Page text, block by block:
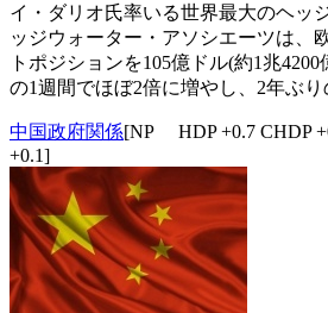
イ・ダリオ氏率いる世界最大のヘッ
ッジウォーター・アソシエーツは、
トポジションを105億ドル(約1兆
の1週間でほぼ2倍に増やし、2年ぶり
中国政府関係[NP HDP +0.7 CHDP
+0.1]